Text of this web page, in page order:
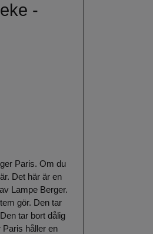
-
Paris. Om du
Det här är en
Lampe Berger.
gör. Den tar
tar bort dålig
håller en